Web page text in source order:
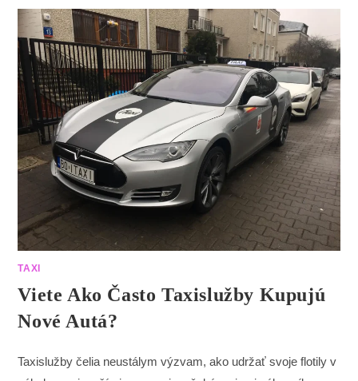
TAXI
Viete Ako Často Taxislužby Kupujú
Nové Autá?
Taxislužby čelia neustálym výzvam, ako udržať svoje flotily v